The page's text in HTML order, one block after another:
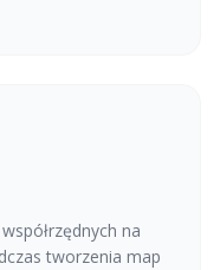
na
tworzenia map